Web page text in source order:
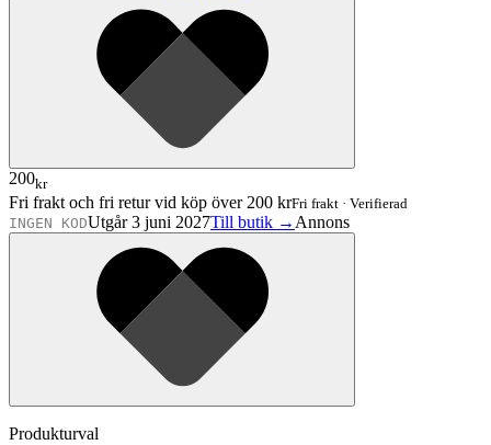
200kr
Fri frakt och fri retur vid köp över 200 krFri frakt · Verifierad
INGEN KODUtgår 3 juni 2027Till butik → Annons
Produkturval